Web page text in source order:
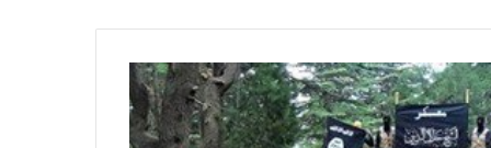
“الأهرام” تحتفى بذكرى شاعر الشباب
والحب الراحل أحمد رامى